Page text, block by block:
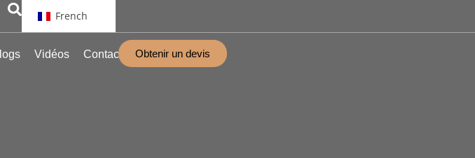
French
Vidéos Contact Obtenir un devis